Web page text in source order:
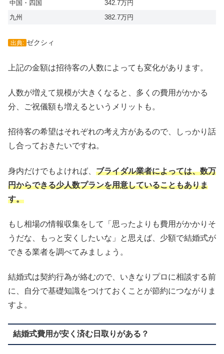
中国・四国
342.7万円
九州
382.7万円
出典: ゼクシィ
上記の金額は招待客の人数によっても変化があります。
人数が増えて規模が大きくなると、多くの費用がかかる
分、ご祝儀額も増えるというメリットも。
招待客の希望はそれぞれの考え方があるので、しっかり話
し合っておきたいですね。
身内だけでもよければ、 ブライダル業者によっては、数万
円からできる少人数プランを用意していることもありま
す。
もし相場の情報収集をして「思ったよりも費用がかかりそ
うだな、もっと安くしたいな」と思えば、少額で結婚式が
できる業者を調べてみましょう。
結婚式は契約行為が絡むので、いきなりプロに相談する前
に、自分で基礎知識をつけておくことが節約につながりま
すよ。
結婚式費用が安く済む日取りがある？